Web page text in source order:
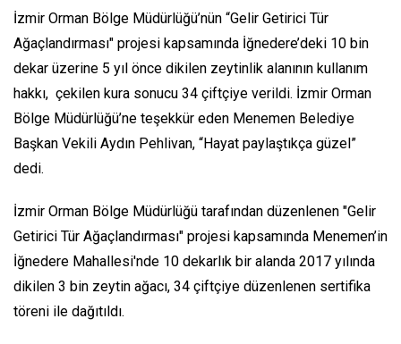
İzmir Orman Bölge Müdürlüğü’nün “Gelir Getirici Tür
Ağaçlandırması" projesi kapsamında İğnedere’deki 10 bin
dekar üzerine 5 yıl önce dikilen zeytinlik alanının kullanım
hakkı, çekilen kura sonucu 34 çiftçiye verildi. İzmir Orman
Bölge Müdürlüğü’ne teşekkür eden Menemen Belediye
Başkan Vekili Aydın Pehlivan, “Hayat paylaştıkça güzel”
dedi.
İzmir Orman Bölge Müdürlüğü tarafından düzenlenen "Gelir
Getirici Tür Ağaçlandırması" projesi kapsamında Menemen’in
İğnedere Mahallesi'nde 10 dekarlık bir alanda 2017 yılında
dikilen 3 bin zeytin ağacı, 34 çiftçiye düzenlenen sertifika
töreni ile dağıtıldı.